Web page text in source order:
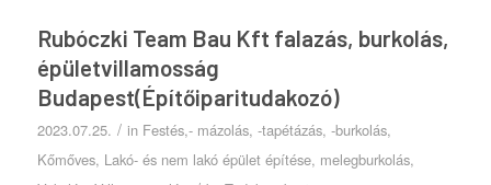
Rubóczki Team Bau Kft falazás, burkolás,
épületvillamosság
Budapest(Építőiparitudakozó)
2023.07.25. / in Festés,- mázolás, -tapétázás, -burkolás,
Kőmőves, Lakó- és nem lakó épület építése, melegburkolás,